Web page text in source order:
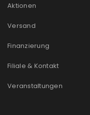
Aktionen
Versand
Finanzierung
Filiale & Kontakt
Veranstaltungen